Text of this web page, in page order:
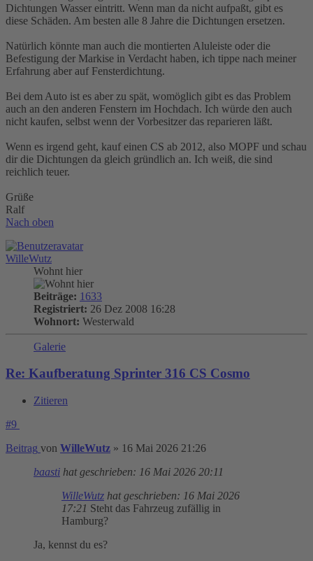
Dichtungen Wasser eintritt. Wenn man da nicht aufpaßt, gibt es
diese Schäden. Am besten alle 8 Jahre die Dichtungen ersetzen.
Natürlich könnte man auch die montierten Aluleiste oder die
Befestigung der Markise in Verdacht haben, ich tippe nach meiner
Erfahrung aber auf Fensterdichtung.
Bei dem Auto ist es aber zu spät, womöglich gibt es das Problem
auch an den anderen Fenstern im Hochdach. Ich würde den auch
nicht kaufen, selbst wenn der Vorbesitzer das reparieren läßt.
Wenn es irgend geht, kauf einen CS ab 2012, also MOPF und schau
dir die Dichtungen da gleich gründlich an. Ich weiß, die sind
reichlich teuer.
Grüße
Ralf
Nach oben
WilleWutz
Wohnt hier
Beiträge: 1633
Registriert: 26 Dez 2008 16:28
Wohnort: Westerwald
Galerie
Re: Kaufberatung Sprinter 316 CS Cosmo
Zitieren
#9
Beitrag von WilleWutz » 16 Mai 2026 21:26
baasti hat geschrieben: 16 Mai 2026 20:11
WilleWutz hat geschrieben: 16 Mai 2026
17:21 Steht das Fahrzeug zufällig in
Hamburg?
Ja, kennst du es?